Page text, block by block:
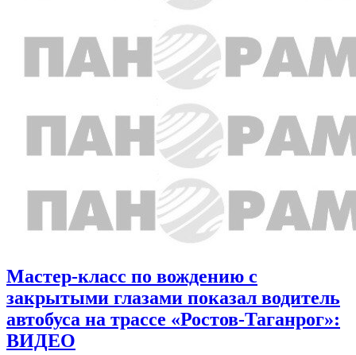
Мастер-класс по вождению с
закрытыми глазами показал водитель
автобуса на трассе «Ростов-Таганрог»:
ВИДЕО